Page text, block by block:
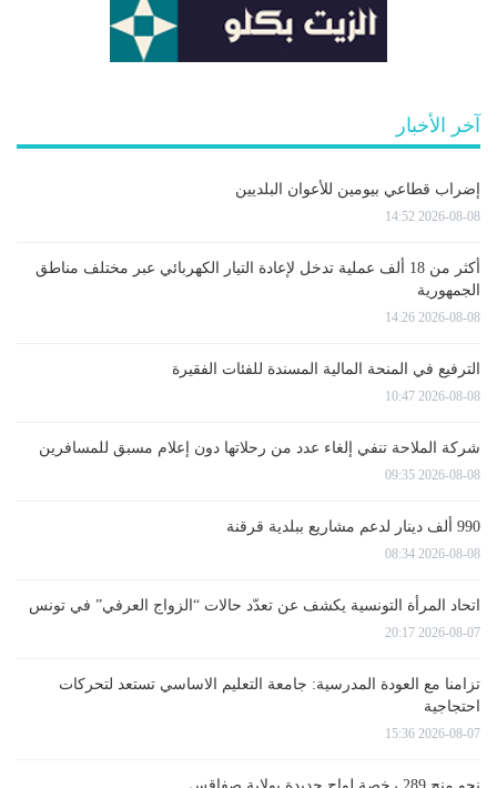
آخر الأخبار
إضراب قطاعي بيومين للأعوان البلديين
2026-08-08 14:52
أكثر من 18 ألف عملية تدخل لإعادة التيار الكهربائي عبر مختلف مناطق
الجمهورية
2026-08-08 14:26
الترفيع في المنحة المالية المسندة للفئات الفقيرة
2026-08-08 10:47
شركة الملاحة تنفي إلغاء عدد من رحلاتها دون إعلام مسبق للمسافرين
2026-08-08 09:35
990 ألف دينار لدعم مشاريع ببلدية قرقنة
2026-08-08 08:34
اتحاد المرأة التونسية يكشف عن تعدّد حالات “الزواج العرفي” في تونس
2026-08-07 20:17
تزامنا مع العودة المدرسية: جامعة التعليم الاساسي تستعد لتحركات
احتجاجية
2026-08-07 15:36